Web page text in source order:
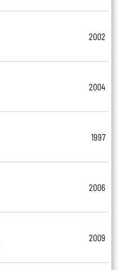
2002
2004
1997
2006
2009